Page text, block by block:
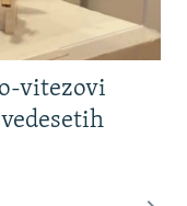
vitezovi